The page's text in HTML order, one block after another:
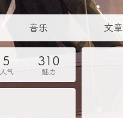
音乐 文章
5
人气
310
魅力